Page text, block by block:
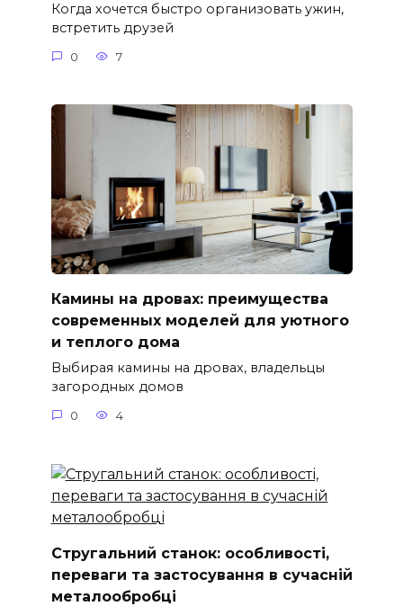
Когда хочется быстро организовать ужин,
встретить друзей
0 7
Камины на дровах: преимущества
современных моделей для уютного
и теплого дома
Выбирая камины на дровах, владельцы
загородных домов
0 4
Стругальний станок: особливості,
переваги та застосування в сучасній
металообробці